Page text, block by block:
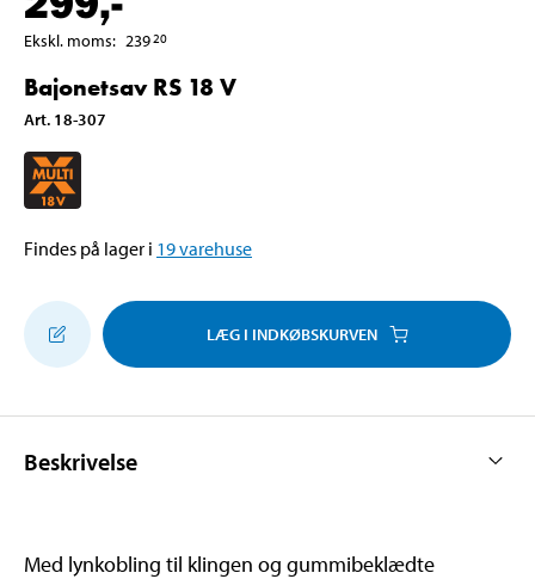
Ekskl. moms: 23920
Bajonetsav RS 18 V
Art. 18-307
Findes på lager i 19varehuse
LÆG I INDKØBSKURVEN
Beskrivelse
Med lynkobling til klingen og gummibeklædte